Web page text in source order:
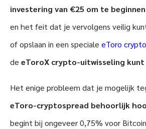
investering van €25 om te
en het feit dat je vervolgens veilig
of opslaan in een speciale eToro
de eToroX crypto-uitwisseling kunt
Het enige probleem dat je mogelijk
eToro-cryptospread behoorlijk
begint bij ongeveer 0,75% voor